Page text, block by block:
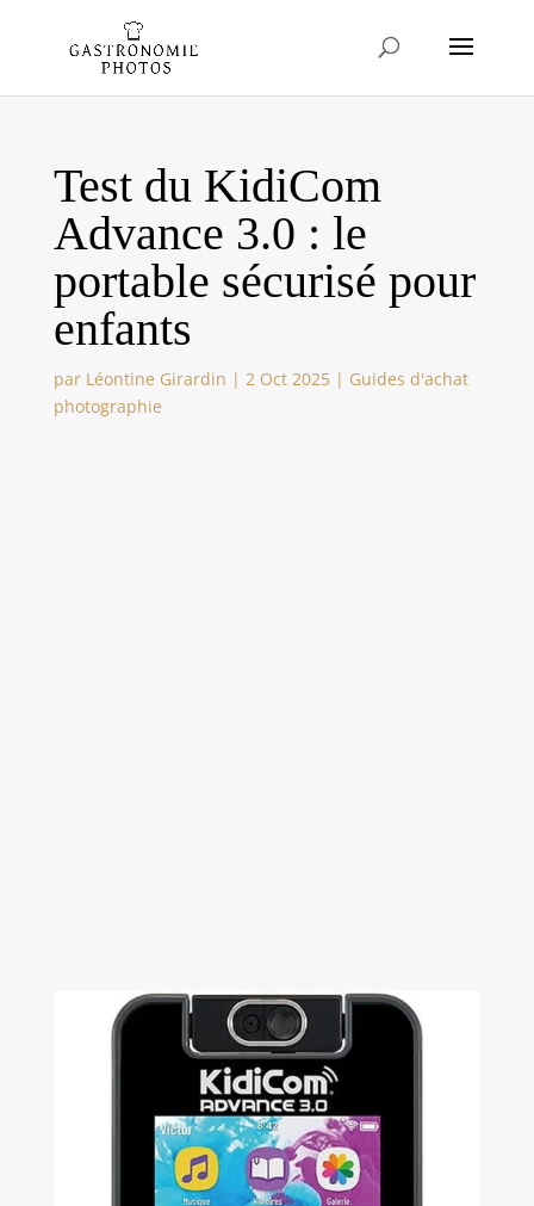
Test du KidiCom
Advance 3.0 : le
portable sécurisé pour
enfants
par Léontine Girardin | 2 Oct 2025| Guides d'achat
photographie